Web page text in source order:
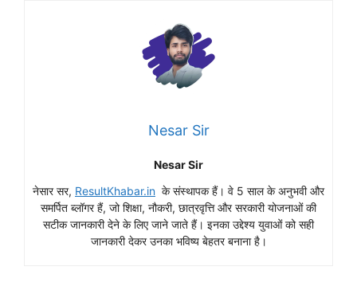
Nesar Sir
Nesar Sir
नेसार सर, ResultKhabar.in के संस्थापक हैं। वे 5 साल के अनुभवी और
समर्पित ब्लॉगर हैं, जो शिक्षा, नौकरी, छात्रवृत्ति और सरकारी योजनाओं की
सटीक जानकारी देने के लिए जाने जाते हैं। इनका उद्देश्य युवाओं को सही
जानकारी देकर उनका भविष्य बेहतर बनाना है।